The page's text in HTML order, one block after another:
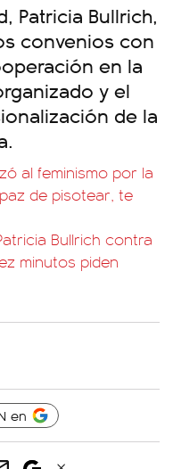
Patricia Bullrich,
convenios con
en la
y el
de la
al feminismo por la
de pisotear, te
Bullrich contra
minutos piden
en